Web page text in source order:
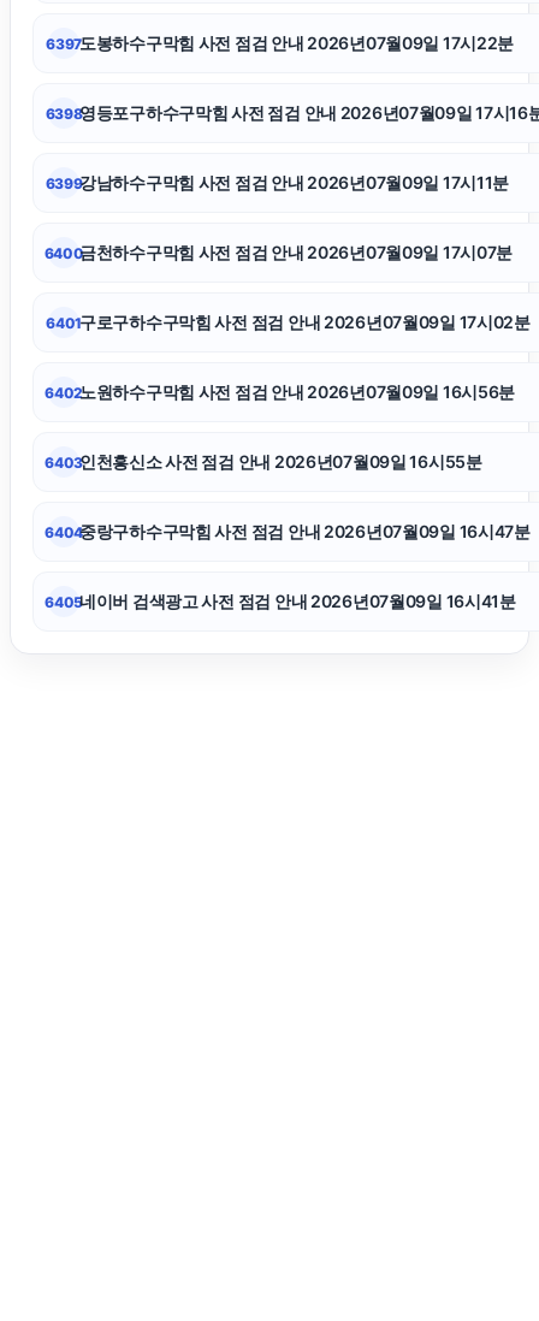
축구반티
도봉구하수구막힘
용인음주운전변호사
6397도봉하수구막힘 사전 점검 안내 2026년07월09일 17시22분
6398영등포구하수구막힘 사전 점검 안내 2026년07월09일 17시16
6399강남하수구막힘 사전 점검 안내 2026년07월09일 17시11분
6400금천하수구막힘 사전 점검 안내 2026년07월09일 17시07분
6401구로구하수구막힘 사전 점검 안내 2026년07월09일 17시02분
6402노원하수구막힘 사전 점검 안내 2026년07월09일 16시56분
6403인천흥신소 사전 점검 안내 2026년07월09일 16시55분
6404중랑구하수구막힘 사전 점검 안내 2026년07월09일 16시47분
6405네이버 검색광고 사전 점검 안내 2026년07월09일 16시41분